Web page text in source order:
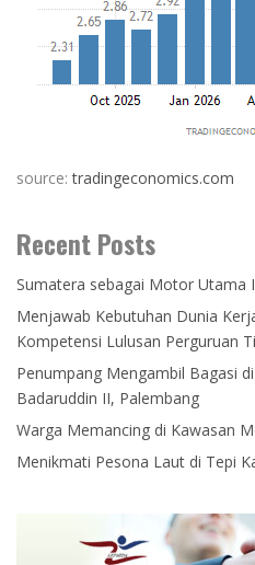
source:tradingeconomics.com
Recent Posts
Sumatera sebagai Motor Utama
Menjawab Kebutuhan Dunia
Kompetensi Lulusan Perguruan
Penumpang Mengambil Bagasi
Badaruddin II, Palembang
Warga Memancing di Kawasan
Menikmati Pesona Laut di Tepi